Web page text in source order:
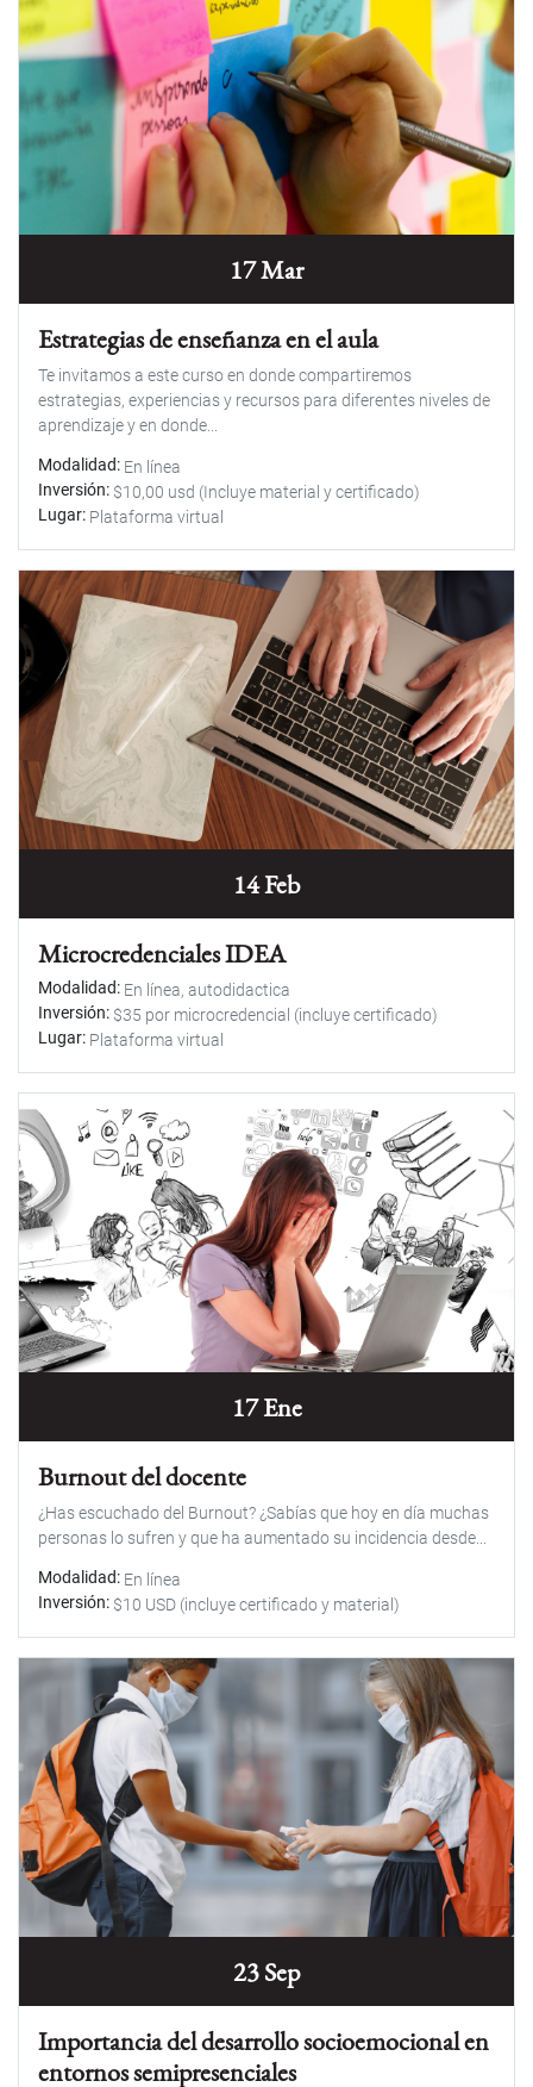
17 Mar
Estrategias de enseñanza en el aula
Te invitamos a este curso en donde compartiremos
estrategias, experiencias y recursos para diferentes niveles de
aprendizaje y en donde...
Modalidad En línea
Inversión $10,00 usd (Incluye material y certificado)
Lugar Plataforma virtual
14 Feb
Microcredenciales IDEA
Modalidad En línea, autodidactica
Inversión $35 por microcredencial (incluye certificado)
Lugar Plataforma virtual
17 Ene
Burnout del docente
¿Has escuchado del Burnout? ¿Sabías que hoy en día muchas
personas lo sufren y que ha aumentado su incidencia desde...
Modalidad En línea
Inversión $10 USD (incluye certificado y material)
23 Sep
Importancia del desarrollo socioemocional en
entornos semipresenciales